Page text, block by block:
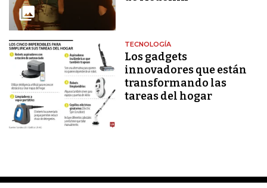
TECNOLOGÍA
Los gadgets
innovadores que están
transformando las
tareas del hogar